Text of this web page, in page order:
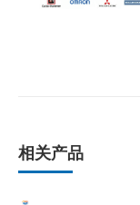
相关产品